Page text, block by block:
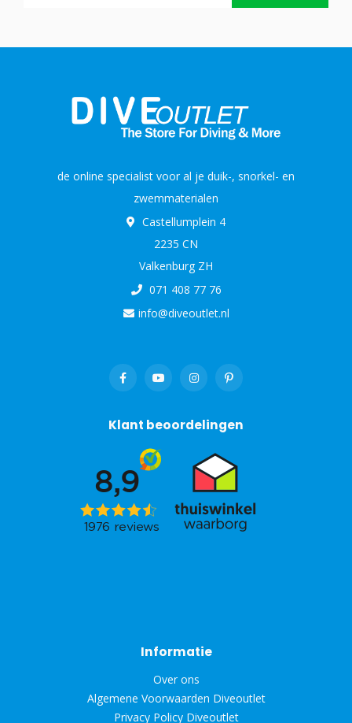
de online specialist voor al je duik-, snorkel- en
zwemmaterialen
Castellumplein 4
2235 CN
Valkenburg ZH
071 408 77 76
info@diveoutlet.nl
Klant beoordelingen
Informatie
Over ons
Algemene Voorwaarden Diveoutlet
Privacy Policy Diveoutlet